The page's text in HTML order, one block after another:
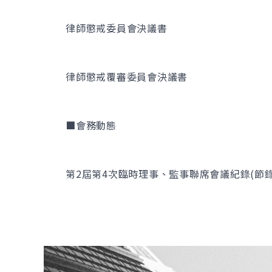
律師懲戒委員會決議書
律師懲戒覆審委員會決議書
■會務動態
第2屆第4次臨時理事、監事聯席會議紀錄(節